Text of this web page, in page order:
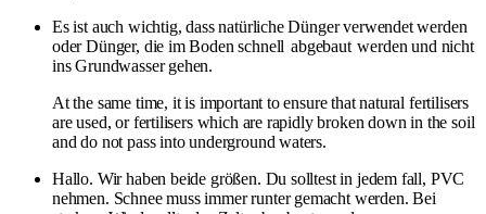
Es ist auch wichtig, dass natürliche Dünger verwendet werden
oder Dünger, die im Boden schnell abgebaut werden und nicht
ins Grundwasser gehen.
At the same time, it is important to ensure that natural fertilisers
are used, or fertilisers which are rapidly broken down in the soil
and do not pass into underground waters.
Hallo. Wir haben beide größen. Du solltest in jedem fall, PVC
nehmen. Schnee muss immer runter gemacht werden. Bei